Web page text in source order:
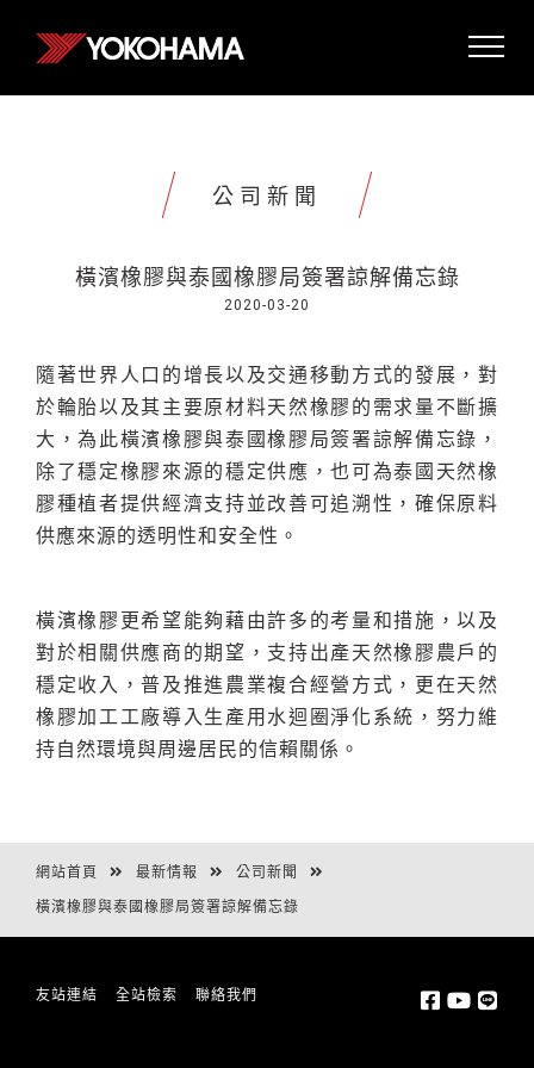
公司新聞
橫濱橡膠與泰國橡膠局簽署諒解備忘錄
2020-03-20
隨著世界人口的增長以及交通移動方式的發展，對
於輪胎以及其主要原材料天然橡膠的需求量不斷擴
大 ，為此橫濱橡膠與泰國橡膠局簽署諒解備忘錄 ，
除了穩定橡膠來源的穩定供應 ，也可為泰國天然橡
膠種植者提供經濟支持並改善可追溯性，確保原料
供應來源的透明性和安全性。
橫濱橡膠更希望能夠藉由許多的考量和措施，以及
對於相關供應商的期望，支持出產天然橡膠農戶的
穩定收入，普及推進農業複合經營方式，更在天然
橡膠加工工廠導入生產用水迴圈淨化系統，努力維
持自然環境與周邊居民的信賴關係。
網站首頁 最新情報 公司新聞
橫濱橡膠與泰國橡膠局簽署諒解備忘錄
友站連結 全站檢索 聯絡我們